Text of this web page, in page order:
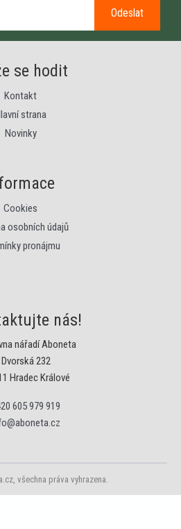
Odeslat
se hodit
Kontakt
strana
Novinky
Cookies
osobních údajů
pronájmu
nás!
nářadí Aboneta
Dvorská 232
Hradec Králové
605 979 919
všechna práva vyhrazena.